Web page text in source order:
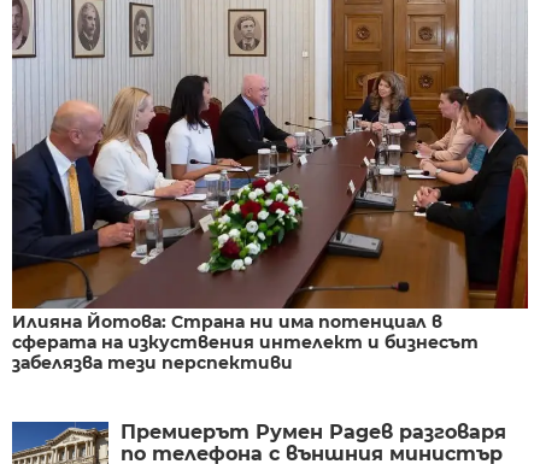
Илияна Йотова: Страна ни има потенциал в
сферата на изкуствения интелект и бизнесът
забелязва тези перспективи
Премиерът Румен Радев разговаря
по телефона с външния министър